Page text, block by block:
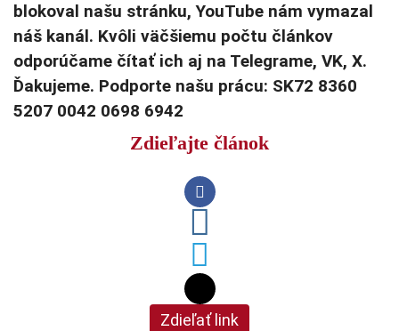
blokoval našu stránku, YouTube nám vymazal
náš kanál. Kvôli väčšiemu počtu článkov
odporúčame čítať ich aj na Telegrame, VK, X.
Ďakujeme. Podporte našu prácu: SK72 8360
5207 0042 0698 6942
Zdieľajte článok
Zdieľať link